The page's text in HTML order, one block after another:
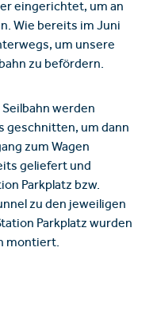
eingerichtet, um an
Wie bereits im Juni
um unsere
zu befördern.
werden
geschnitten, um dann
zum Wagen
geliefert und
Parkplatz bzw.
zu den jeweiligen
Parkplatz wurden
montiert.